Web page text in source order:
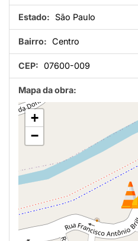
Estado: São Paulo
Bairro: Centro
CEP: 07600-009
Mapa da obra:
+
−